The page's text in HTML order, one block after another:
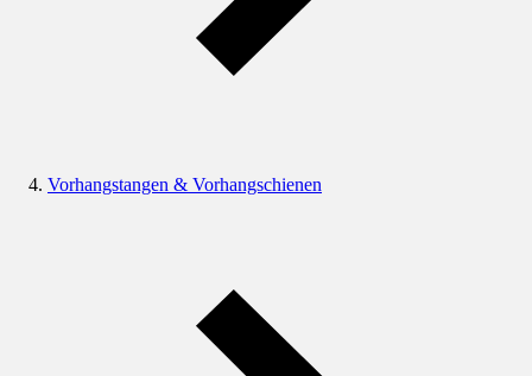
Vorhangstangen & Vorhangschienen